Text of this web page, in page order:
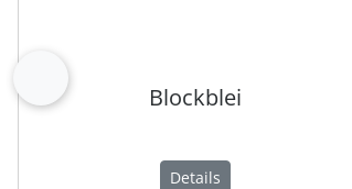
zurück Blockblei
Details